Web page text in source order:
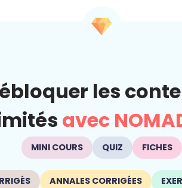
les
avec
MINI COURS QUIZ FICHES
ANNALES CORRIGÉES